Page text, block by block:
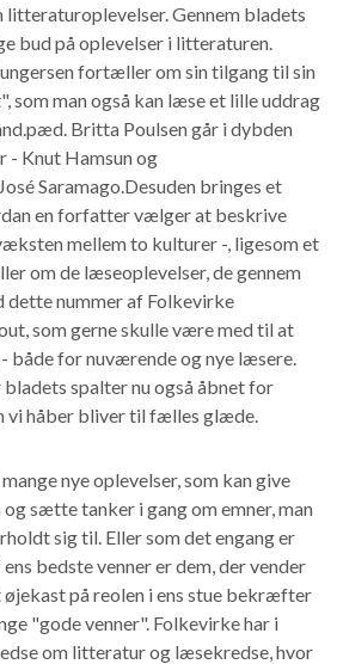
Gennem bladets
bud på oplevelser i litteraturen.
fortæller om sin tilgang til sin
som man også kan læse et lille uddrag
Britta Poulsen går i dybden
Knut Hamsun og
Saramago.Desuden bringes et
en forfatter vælger at beskrive
mellem to kulturer -, ligesom et
om de læseoplevelser, de gennem
dette nummer af Folkevirke
som gerne skulle være med til at
for nuværende og nye læsere.
bladets spalter nu også åbnet for
vi håber bliver til fælles glæde.
nye oplevelser, som kan give
sætte tanker i gang om emner, man
sig til. Eller som det engang er
bedste venner er dem, der vender
på reolen i ens stue bekræfter
"gode venner". Folkevirke har i
om litteratur og læsekredse, hvor